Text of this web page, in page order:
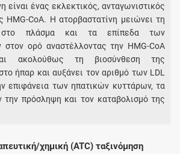
είναι ένας εκλεκτικός, ανταγωνιστικός
HMG-CoA. Η ατορβαστατίνη μειώνει τη
στο πλάσμα και τα επίπεδα των
στον ορό αναστέλλοντας την HMG-CoA
ακολούθως τη βιοσύνθεση της
ήπαρ και αυξάνει τον αριθμό των LDL
επιφάνεια των ηπατικών κυττάρων, τα
την πρόσληψη και τον καταβολισμό της
χημική (ATC) ταξινόμηση